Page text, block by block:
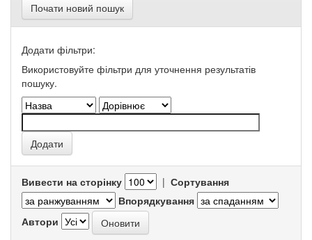
Почати новий пошук
Додати фільтри:
Використовуйте фільтри для уточнення результатів
пошуку.
Вивести на сторінку | Сортування
Впорядкування
Автори